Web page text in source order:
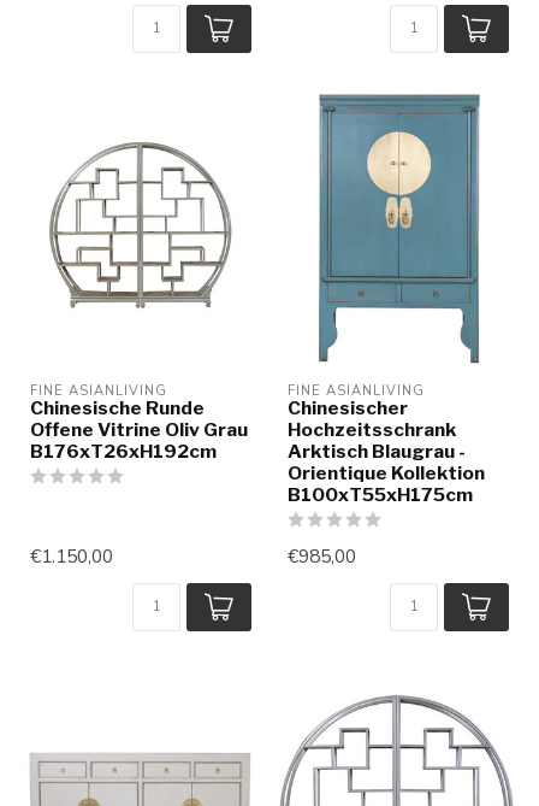
FINE ASIANLIVING
Chinesische Runde
Offene Vitrine Oliv Grau
B176xT26xH192cm
€1.150,00
FINE ASIANLIVING
Chinesischer
Hochzeitsschrank
Arktisch Blaugrau -
Orientique Kollektion
B100xT55xH175cm
€985,00